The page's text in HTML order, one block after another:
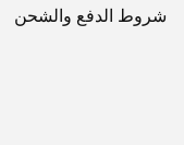
شروط الدفع والشحن